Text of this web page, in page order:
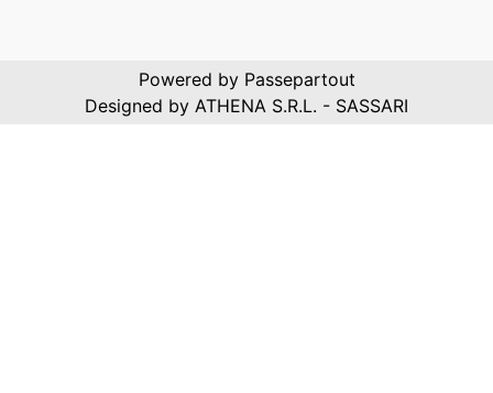
Powered by Passepartout
Designed by ATHENA S.R.L. - SASSARI